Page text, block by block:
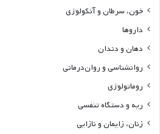
خون، سرطان و آنکولوژی
داروها
دهان و دندان
روانشناسی و روان‌درمانی
روماتولوژی
ریه و دستگاه تنفسی
زنان، زایمان و نازایی